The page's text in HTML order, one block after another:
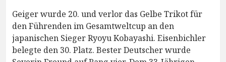
Geiger wurde 20. und verlor das Gelbe Trikot für
den Führenden im Gesamtweltcup an den
japanischen Sieger Ryoyu Kobayashi. Eisenbichler
belegte den 30. Platz. Bester Deutscher wurde